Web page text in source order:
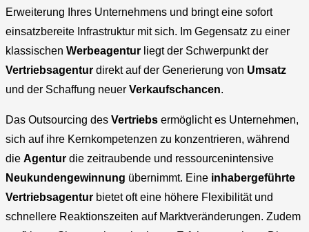
Erweiterung Ihres Unternehmens und bringt eine sofort
einsatzbereite Infrastruktur mit sich. Im Gegensatz zu einer
klassischen Werbeagentur liegt der Schwerpunkt der
Vertriebsagentur direkt auf der Generierung von Umsatz
und der Schaffung neuer Verkaufschancen.
Das Outsourcing des Vertriebs ermöglicht es Unternehmen,
sich auf ihre Kernkompetenzen zu konzentrieren, während
die Agentur die zeitraubende und ressourcenintensive
Neukundengewinnung übernimmt. Eine inhabergeführte
Vertriebsagentur bietet oft eine höhere Flexibilität und
schnellere Reaktionszeiten auf Marktveränderungen. Zudem